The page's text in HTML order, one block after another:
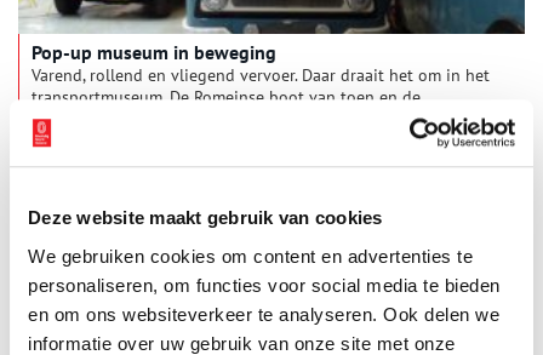
Deze website maakt gebruik van cookies
We gebruiken cookies om content en advertenties te
personaliseren, om functies voor social media te bieden
en om ons websiteverkeer te analyseren. Ook delen we
informatie over uw gebruik van onze site met onze
Pop-up museum in beweging
Varend, rollend en vliegend vervoer. Daar draait het om in het
transportmuseum. De Romeinse boot van toen en de
zonnewagen van nu.